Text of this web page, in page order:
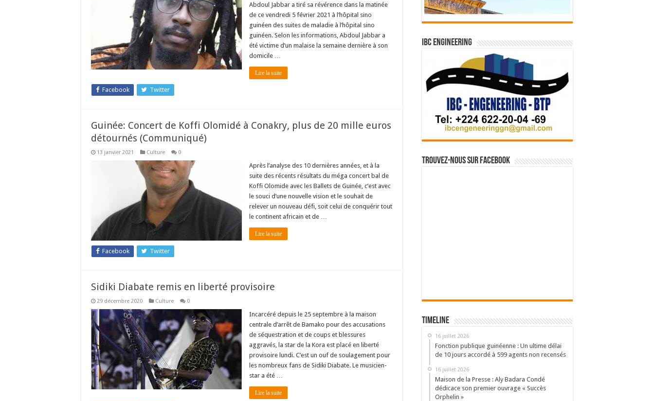
Abdoul Jabbar a tiré sa révérence dans la matinée
de ce vendredi 5 février 2021 à l’hôpital sino
guinéen des suites de maladie à l’hôpital sino
guinéen. Selon les informations, Abdoul Jabbar a
été victime d’un malaise la semaine dernière à son
domicile …
Lire la suite
Facebook Twitter
Guinée: Concert de Koffi Olomidé à Conakry, plus de 20 mille euros
détournés (Communiqué)
13 janvier 2021 Culture 0
Après l’analyse des 10 dernières années, et à la
suite des récents résultats du méga concert bal de
Koffi Olomide avec les Ballets de Guinée, c’est avec
le souci d’une nouvelle vision et le souhait de
relever un nouveau défi, soit celui de conquérir tout
le continent africain et de …
Lire la suite
Facebook Twitter
Sidiki Diabate remis en liberté provisoire
29 décembre 2020 Culture 0
Incarcéré depuis le 25 septembre à la maison
centrale d’arrêt de Bamako pour des accusations
de séquestration et de coups et blessures
aggravés, la star de la Kora est placé en liberté
provisoire lundi. C’est un ouf de soulagement pour
les nombreux fans de Sidiki Diabate. Le musicien-
star a été …
Lire la suite
IBC Engineering
Trouvez-nous sur Facebook
Timeline
16 juillet 2026
Fonction publique guinéenne : Un ultime délai
de 10 jours accordé à 599 agents non recensés
16 juillet 2026
Maison de la Presse : Aly Badara Condé
dédicace son premier ouvrage « Succès
Orphelin »